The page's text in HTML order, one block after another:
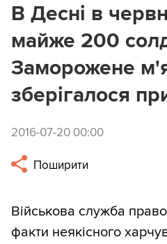
В Десні в
майже 200
Заморожене
зберігалося
2016-07-20 00:00
Поширити
Військова служба
факти неякісного